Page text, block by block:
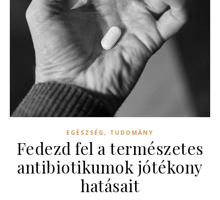
EGÉSZSÉG , TUDOMÁNY
Fedezd fel a természetes
antibiotikumok jótékony
hatásait